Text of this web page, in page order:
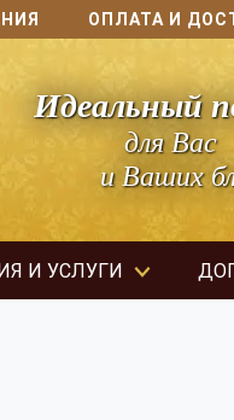
ОПЛАТА И
Идеальный
для Вас
и Ваших
И УСЛУГИ